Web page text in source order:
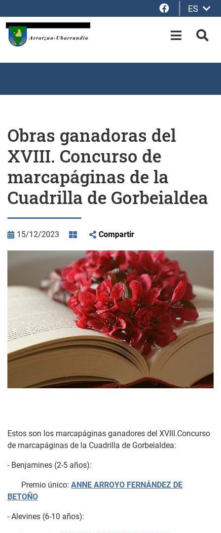
Facebook
ES
OPEN-
Obras ganadoras del
XVIII. Concurso de
marcapáginas de la
Cuadrilla de Gorbeialdea
15/12/2023 Compartir
Estos son los marcapáginas ganadores del XVIII.Concurso
de marcapáginas de la Cuadrilla de Gorbeialdea:
- Benjamines (2-5 años):
Premio único: ANNE ARROYO FERNÁNDEZ DE
BETOÑO
- Alevines (6-10 años):